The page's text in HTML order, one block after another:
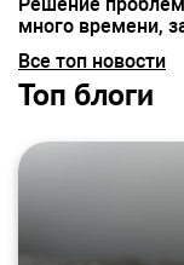
много времени,
Все топ новости
Топ блоги